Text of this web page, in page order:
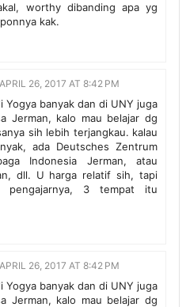
worthy dibanding apa yg
kak.
APRIL 26, 2017 AT 8:42 PM
Yogya banyak dan di UNY juga
Jerman, kalo mau belajar dg
sih lebih terjangkau. kalau
ada Deutsches Zentrum
Indonesia Jerman, atau
dll. U harga relatif sih, tapi
pengajarnya, 3 tempat itu
APRIL 26, 2017 AT 8:42 PM
Yogya banyak dan di UNY juga
Jerman, kalo mau belajar dg